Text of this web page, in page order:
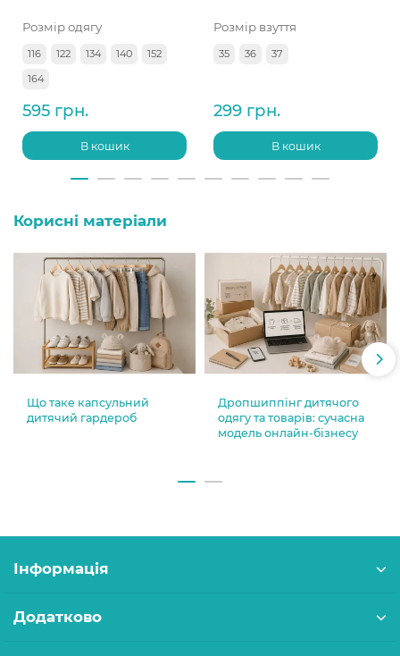
Розмір одягу
116 122 134 140
152
164
595 грн.
В кошик
Розмір взуття
35 36 37
299 грн.
В кошик
Корисні матеріали
Що таке капсульний
дитячий гардероб
Дропшиппінг дитячого
одягу та товарів: сучасна
модель онлайн-бізнесу
Інформація
Додатково